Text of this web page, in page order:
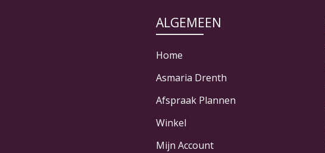
ALGEMEEN
Home
Asmaria Drenth
Afspraak Plannen
Winkel
Mijn Account